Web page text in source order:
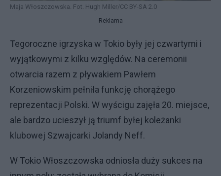
Maja Włoszczowska. Fot. Hugh Miller/CC BY-SA 2.0
Reklama
Tegoroczne igrzyska w Tokio były jej czwartymi i
wyjątkowymi z kilku względów. Na ceremonii
otwarcia razem z pływakiem Pawłem
Korzeniowskim pełniła funkcję chorążego
reprezentacji Polski. W wyścigu zajęła 20. miejsce,
ale bardzo ucieszył ją triumf byłej koleżanki
klubowej Szwajcarki Jolandy Neff.
W Tokio Włoszczowska odniosła duży sukces na